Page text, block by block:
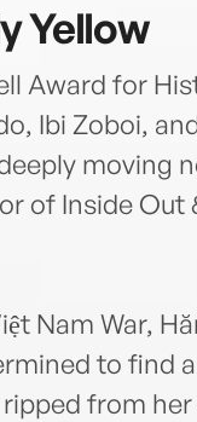
Yellow
Award for
Ibi Zoboi,
moving
of Inside Out
Nam War,
to find
from